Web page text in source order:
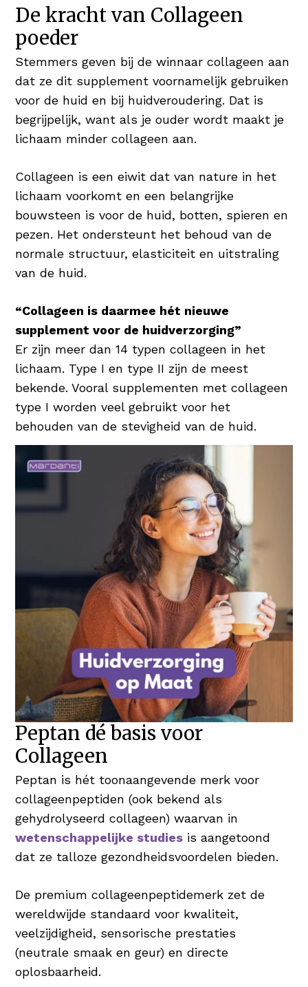
sterk en in topconditie Wie wil er nu niet
vol & glanzend haar 😉
Koper voor Pigmentatie
Koper is een nuttig mineraal en heeft een
positief resultaat op huid en haar. Koper
bevordert de normale pigmentatie van de
Hyaluronzuur als Vochtinbrenger
Hyaluronzuur is booming! Verschillende
verzorgingsproducten bieden het
geweldige bestandsdeel aan in serums
en/of daghydratatie. Hyaluronzuur is een
keer zijn gewicht in water kan dragen,
waardoor de huid wordt gehydrateerd en
beschermd. Een uitstekende
vochtinbrenger dus voor elke huidconditie!
De kracht van Collageen
poeder
Stemmers geven bij de winnaar collageen aan
dat ze dit supplement voornamelijk gebruiken
voor de huid en bij huidveroudering. Dat is
begrijpelijk, want als je ouder wordt maakt je
lichaam minder collageen aan.
Collageen is een eiwit dat van nature in het
lichaam voorkomt en een belangrijke
bouwsteen is voor de huid, botten, spieren en
pezen. Het ondersteunt het behoud van de
normale structuur, elasticiteit en uitstraling
van de huid.
“Collageen is daarmee hét nieuwe
supplement voor de huidverzorging”
Er zijn meer dan 14 typen collageen in het
lichaam. Type I en type II zijn de meest
bekende. Vooral supplementen met collageen
type I worden veel gebruikt voor het
behouden van de stevigheid van de huid.
Peptan dé basis voor
Collageen
Peptan is hét toonaangevende merk voor
collageenpeptiden (ook bekend als
gehydrolyseerd collageen) waarvan in
wetenschappelijke studies is aangetoond
dat ze talloze gezondheidsvoordelen bieden.
De premium collageenpeptidemerk zet de
wereldwijde standaard voor kwaliteit,
veelzijdigheid, sensorische prestaties
(neutrale smaak en geur) en directe
oplosbaarheid.